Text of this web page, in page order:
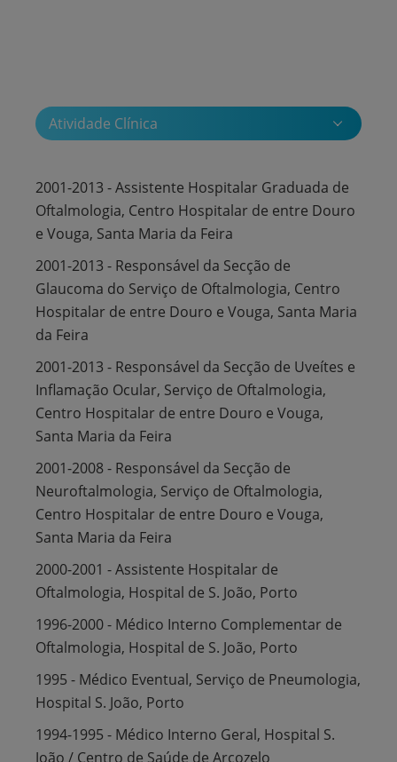
Atividade Clínica
2001-2013 - Assistente Hospitalar Graduada de
Oftalmologia, Centro Hospitalar de entre Douro
e Vouga, Santa Maria da Feira
2001-2013 - Responsável da Secção de
Glaucoma do Serviço de Oftalmologia, Centro
Hospitalar de entre Douro e Vouga, Santa Maria
da Feira
2001-2013 - Responsável da Secção de Uveítes e
Inflamação Ocular, Serviço de Oftalmologia,
Centro Hospitalar de entre Douro e Vouga,
Santa Maria da Feira
2001-2008 - Responsável da Secção de
Neuroftalmologia, Serviço de Oftalmologia,
Centro Hospitalar de entre Douro e Vouga,
Santa Maria da Feira
2000-2001 - Assistente Hospitalar de
Oftalmologia, Hospital de S. João, Porto
1996-2000 - Médico Interno Complementar de
Oftalmologia, Hospital de S. João, Porto
1995 - Médico Eventual, Serviço de Pneumologia,
Hospital S. João, Porto
1994-1995 - Médico Interno Geral, Hospital S.
João / Centro de Saúde de Arcozelo